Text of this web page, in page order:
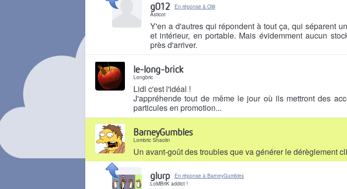
g012
En réponse à Olili
Asticot
Y'en a d'autres qui répondent à tout ça, qui séparent
et intérieur, en portable. Mais évidemment aucun
près d'arriver.
le-long-brick
Longbric
Lidl c'est l'idéal !
J'appréhende tout de même le jour où ils mettront des
particules en promotion...
Il y a 1 mois
BarneyGumbles
Lombric Shaolin
Un avant-goût des troubles que va générer le dérèglement
Il y a 1 mois
glurp
En réponse à BarneyGumbles
LoMBriK addict !